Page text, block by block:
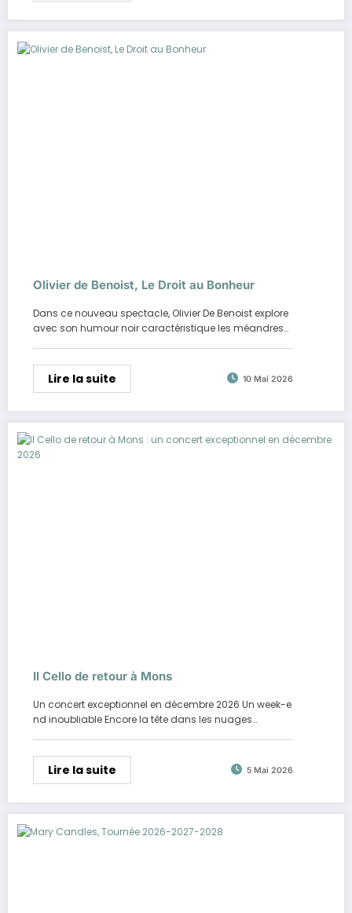
Olivier de Benoist, Le Droit au Bonheur
Dans ce nouveau spectacle, Olivier De Benoist explore
avec son humour noir caractéristique les méandres…
Lire la suite 10 Mai 2026
Il Cello de retour à Mons
Un concert exceptionnel en décembre 2026 Un week-e
nd inoubliable Encore la tête dans les nuages…
Lire la suite 5 Mai 2026